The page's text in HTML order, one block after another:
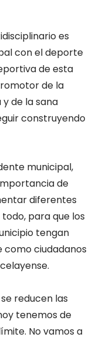
es
con el deporte
de esta
de la
de la sana
construyendo
municipal,
de
diferentes
para que los
tengan
ciudadanos
reducen las
tenemos de
No vamos a